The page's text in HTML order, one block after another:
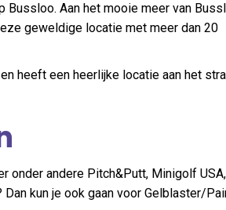
Aan het mooie meer van
geweldige locatie met meer dan 20
heeft een heerlijke locatie aan het
onder andere Pitch&Putt, Minigolf USA,
kun je ook gaan voor Gelblaster/